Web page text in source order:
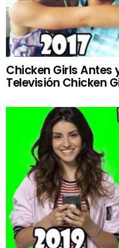
Chicken Girls Antes
Televisión Chicken